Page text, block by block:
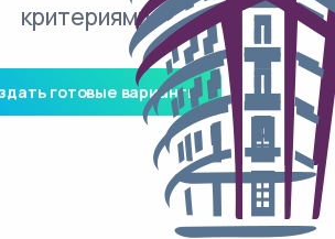
критериями.
готовые варианты